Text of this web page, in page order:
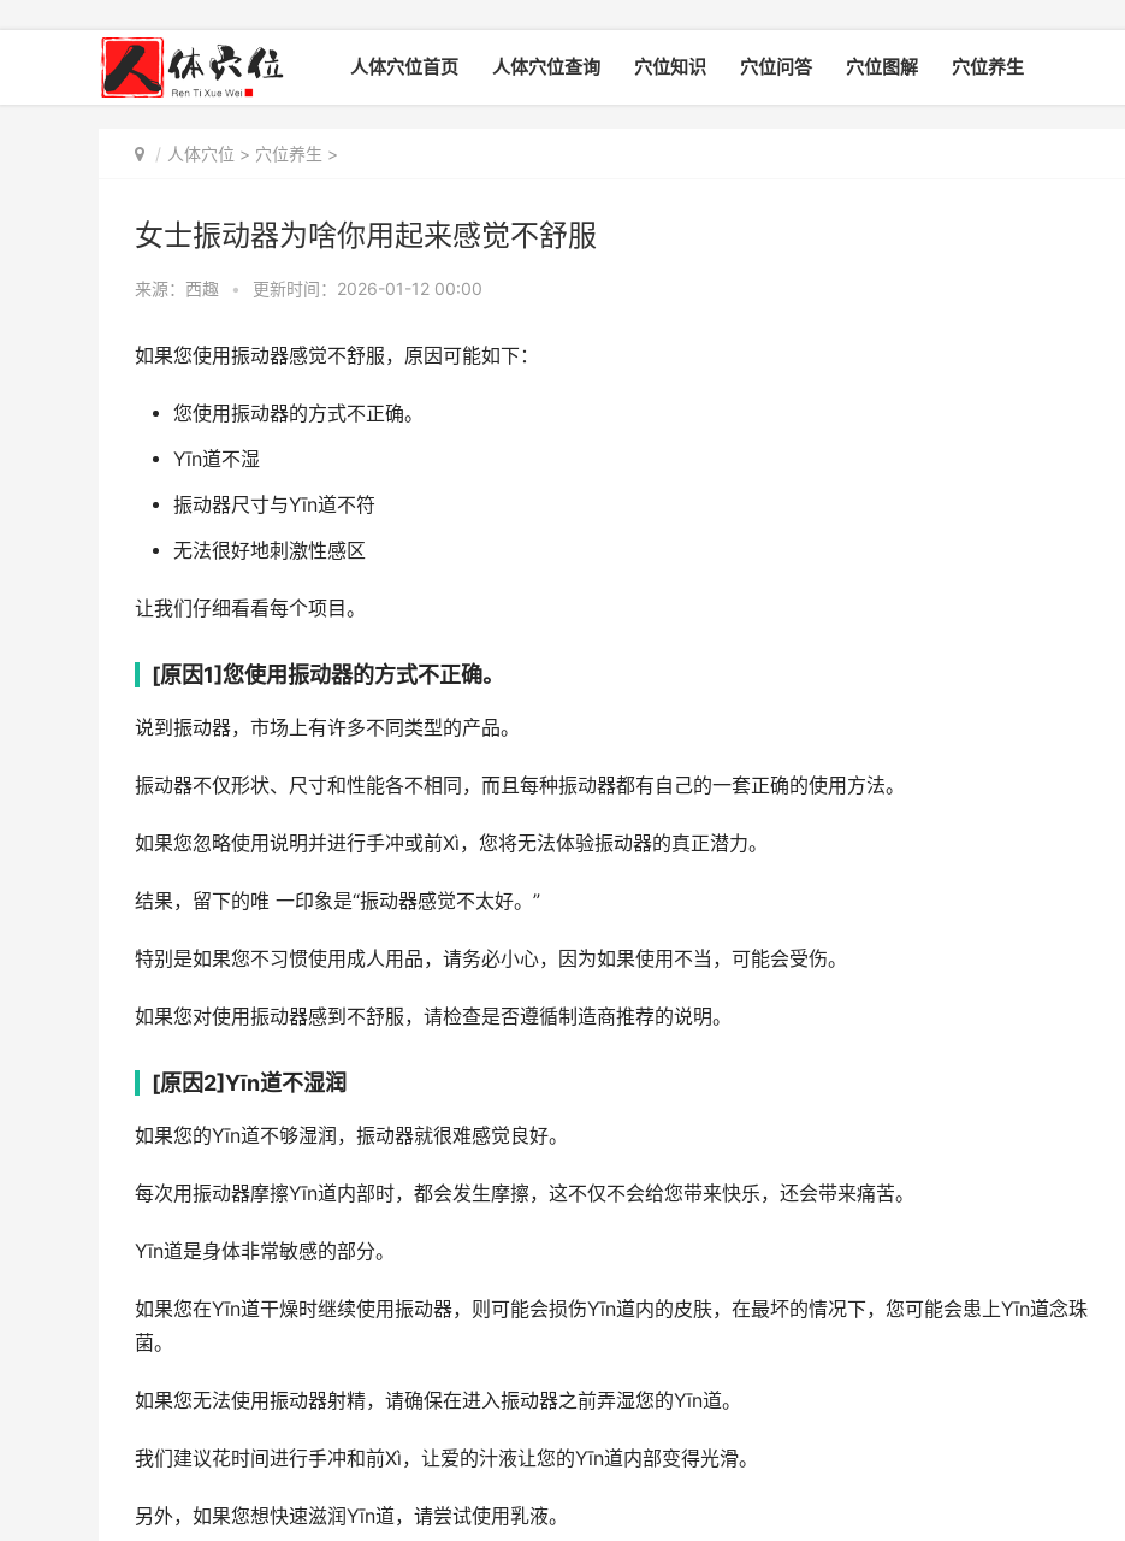
人体穴位首页 人体穴位查询 穴位知识 穴位问答 穴位图解 穴位养生
人体穴位 > 穴位养生 >
女士振动器为啥你用起来感觉不舒服
来源：西趣 • 更新时间：2026-01-12 00:00
如果您使用振动器感觉不舒服，原因可能如下：
您使用振动器的方式不正确。
Yīn道不湿
振动器尺寸与Yīn道不符
无法很好地刺激性感区
让我们仔细看看每个项目。
[原因1]您使用振动器的方式不正确。
说到振动器，市场上有许多不同类型的产品。
振动器不仅形状、尺寸和性能各不相同，而且每种振动器都有自己的一套正确的使用方法。
如果您忽略使用说明并进行手冲或前Xì，您将无法体验振动器的真正潜力。
结果，留下的唯 一印象是“振动器感觉不太好。”
特别是如果您不习惯使用成人用品，请务必小心，因为如果使用不当，可能会受伤。
如果您对使用振动器感到不舒服，请检查是否遵循制造商推荐的说明。
[原因2]Yīn道不湿润
如果您的Yīn道不够湿润，振动器就很难感觉良好。
每次用振动器摩擦Yīn道内部时，都会发生摩擦，这不仅不会给您带来快乐，还会带来痛苦。
Yīn道是身体非常敏感的部分。
如果您在Yīn道干燥时继续使用振动器，则可能会损伤Yīn道内的皮肤，在最坏的情况下，您可能会患上Yīn道念珠
菌。
如果您无法使用振动器射精，请确保在进入振动器之前弄湿您的Yīn道。
我们建议花时间进行手冲和前Xì，让爱的汁液让您的Yīn道内部变得光滑。
另外，如果您想快速滋润Yīn道，请尝试使用乳液。